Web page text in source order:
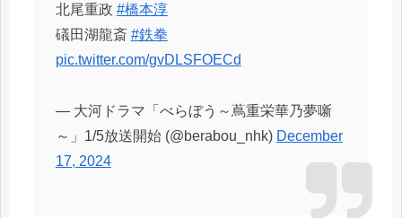
北尾重政 #橋本淳
礒田湖龍斎 #鉄拳
pic.twitter.com/gvDLSFOECd
— 大河ドラマ「べらぼう～蔦重栄華乃夢噺
～」1/5放送開始 (@berabou_nhk) December
17, 2024